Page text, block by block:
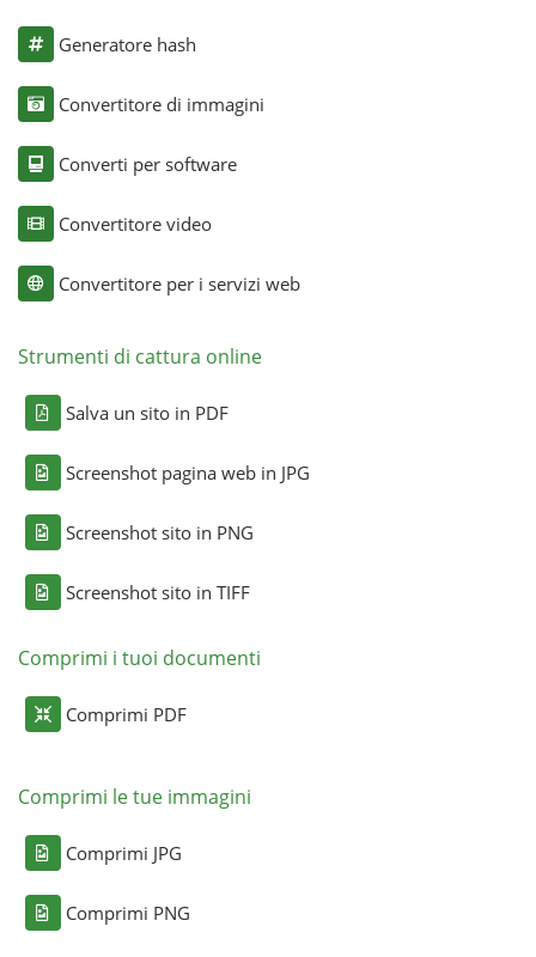
Generatore hash
Convertitore di immagini
Converti per software
Convertitore video
Convertitore per i servizi web
Strumenti di cattura online
Salva un sito in PDF
Screenshot pagina web in JPG
Screenshot sito in PNG
Screenshot sito in TIFF
Comprimi i tuoi documenti
Comprimi PDF
Comprimi le tue immagini
Comprimi JPG
Comprimi PNG